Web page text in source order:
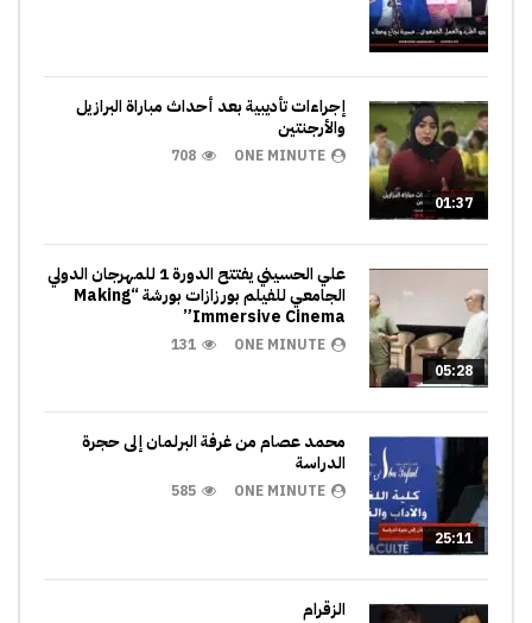
01:37
إجراءات تأديبية بعد أحداث مباراة البرازيل
والأرجنتين
ONE MINUTE
708
05:28
علي الحسيني يفتتح الدورة 1 للمهرجان الدولي
الجامعي للفيلم بورزازات بورشة “Making
Immersive Cinema”
ONE MINUTE
131
25:11
محمد عصام من غرفة البرلمان إلى حجرة
الدراسة
ONE MINUTE
585
الزقرام